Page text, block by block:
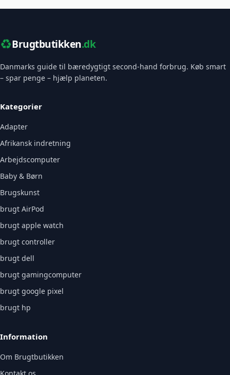
♻️Brugtbutikken.dk
Danmarks guide til bæredygtigt second-hand forbrug. Køb smart
– spar penge – hjælp planeten.
Kategorier
Adapter
Afrikansk indretning
Arbejdscomputer
Baby & Børn
Brugskunst
brugt AirPod
brugt apple watch
brugt controller
brugt dell
brugt gamingcomputer
brugt google pixel
brugt hp
Information
Om Brugtbutikken
Kontakt os